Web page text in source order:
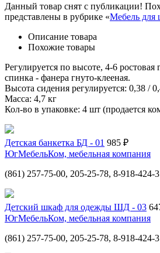
Данный товар снят с публикации!
представлены в рубрике «Мебель для
Описание товара
Похожие товары
Регулируется по высоте, 4-6 ростовая
спинка - фанера гнуто-клееная.
Высота сидения регулируется: 0,38 /
Масса: 4,7 кг
Кол-во в упаковке: 4 шт (продается
Детская банкетка БД - 01 985 ₽
ЮгМебельКом, мебельная компания
(861) 257-75-00, 205-25-78, 8-918-424-
Детский шкаф для одежды ШД - 03
ЮгМебельКом, мебельная компания
(861) 257-75-00, 205-25-78, 8-918-424-